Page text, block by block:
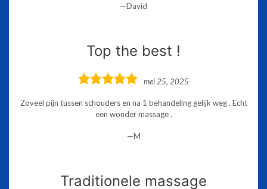
David
Top the best !
5,0
mei 25, 2025
Zoveel pijn tussen schouders en na 1 behandeling gelijk weg . Echt
een wonder massage .
M
Traditionele massage